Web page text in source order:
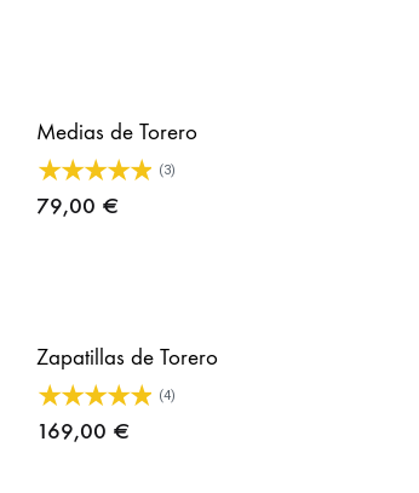
Medias de Torero
(3)
79,00 €
Zapatillas de Torero
(4)
169,00 €